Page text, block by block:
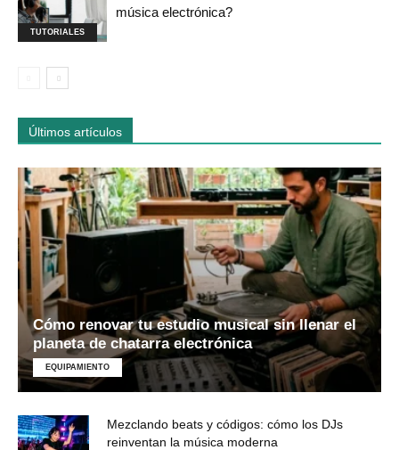
TUTORIALES
música electrónica?
Últimos artículos
Cómo renovar tu estudio musical sin llenar el
planeta de chatarra electrónica
EQUIPAMIENTO
Mezclando beats y códigos: cómo los DJs
reinventan la música moderna